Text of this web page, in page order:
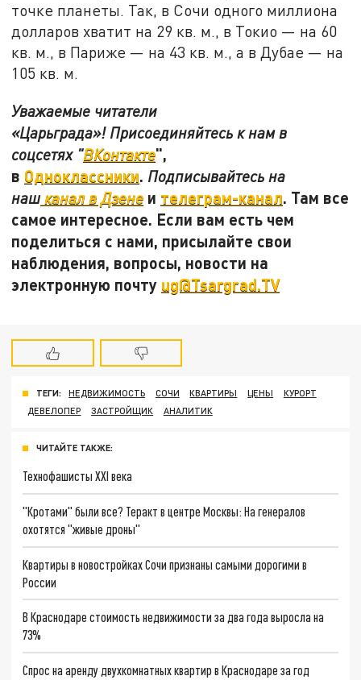
точке планеты. Так, в Сочи одного миллиона
долларов хватит на 29 кв. м., в Токио — на 60
кв. м., в Париже — на 43 кв. м., а в Дубае — на
105 кв. м.
Уважаемые читатели
«Царьграда»! Присоединяйтесь к нам в
соцсетях "ВКонтакте",
в Одноклассники. Подписывайтесь на
наш канал в Дзене и телеграм-канал. Там все
самое интересное. Если вам есть чем
поделиться с нами, присылайте свои
наблюдения, вопросы, новости на
электронную почту ug@Tsargrad.TV
ТЕГИ: НЕДВИЖИМОСТЬ СОЧИ КВАРТИРЫ ЦЕНЫ
КУРОРТ
ДЕВЕЛОПЕР
ЗАСТРОЙЩИК АНАЛИТИК
ЧИТАЙТЕ ТАКЖЕ:
Технофашисты XXI века
"Кротами" были все? Теракт в центре Москвы: На генералов
охотятся "живые дроны"
Квартиры в новостройках Сочи признаны самыми дорогими в
России
В Краснодаре стоимость недвижимости за два года выросла на
73%
Спрос на аренду двухкомнатных квартир в Краснодаре за год